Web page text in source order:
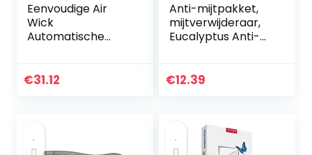
Eenvoudige Air
Wick
Automatische
Luchtverfrisser
€31.12
Anti-mijtpakket,
mijtverwijderaar,
Eucalyptus Anti-
gebruiken Tapijt
€12.39